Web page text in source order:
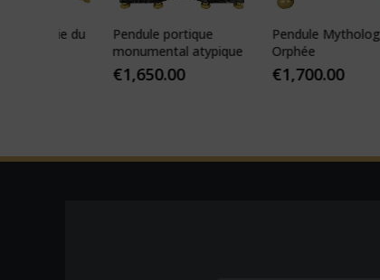
Pendule portique
monumental atypique
1,650.00
Pendule Mythologique
Orphée
1,700.00